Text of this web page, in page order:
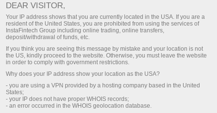
Звезды компании
Люди, которые своим трудом доказали,что
успех выбирает волевых и настойчивых!
Сауда шотын толтыру
DEAR VISITOR,
Your IP address shows that you are currently located in the USA. If you are a
resident of the United States, you are prohibited from using the services of
InstaFintech Group including online trading, online transfers,
deposit/withdrawal of funds, etc.
If you think you are seeing this message by mistake and your location is not
the US, kindly proceed to the website. Otherwise, you must leave the website
in order to comply with government restrictions.
Why does your IP address show your location as the USA?
- you are using a VPN provided by a hosting company based in the United
States;
- your IP does not have proper WHOIS records;
- an error occurred in the WHOIS geolocation database.